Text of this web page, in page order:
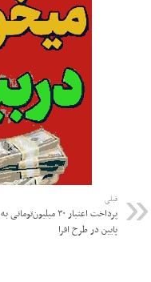
قبلی
پرداخت اعتبار ۳۰
پایین در طرح افرا